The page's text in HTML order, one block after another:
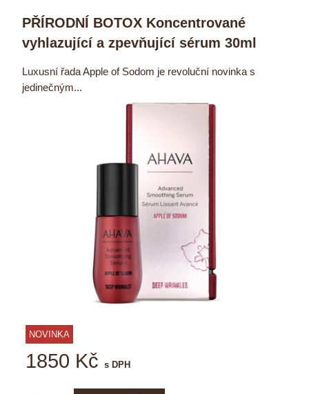
PŘÍRODNÍ BOTOX Koncentrované
vyhlazující a zpevňující sérum 30ml
Luxusní řada Apple of Sodom je revoluční novinka s
jedinečným...
NOVINKA
1850 Kč s DPH